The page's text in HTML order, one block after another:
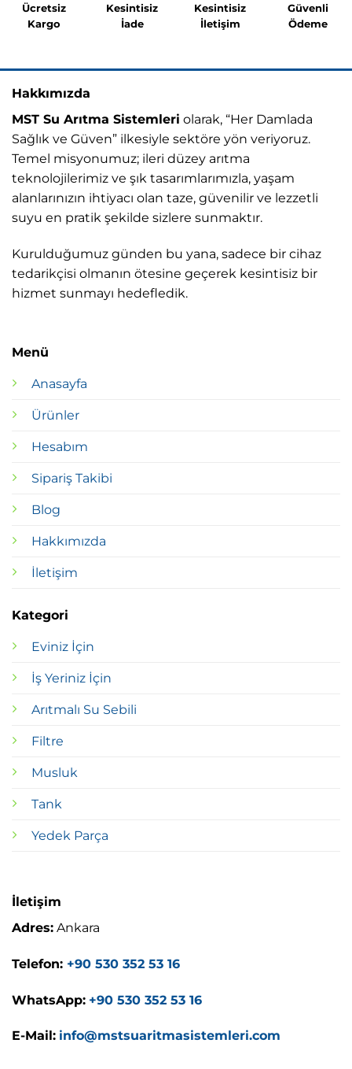
Ücretsiz
Kargo
Kesintisiz
İade
Kesintisiz
İletişim
Güvenli
Ödeme
Hakkımızda
MST Su Arıtma Sistemleri olarak, “Her Damlada
Sağlık ve Güven” ilkesiyle sektöre yön veriyoruz.
Temel misyonumuz; ileri düzey arıtma
teknolojilerimiz ve şık tasarımlarımızla, yaşam
alanlarınızın ihtiyacı olan taze, güvenilir ve lezzetli
suyu en pratik şekilde sizlere sunmaktır.
Kurulduğumuz günden bu yana, sadece bir cihaz
tedarikçisi olmanın ötesine geçerek kesintisiz bir
hizmet sunmayı hedefledik.
Menü
Anasayfa
Ürünler
Hesabım
Sipariş Takibi
Blog
Hakkımızda
İletişim
Kategori
Eviniz İçin
İş Yeriniz İçin
Arıtmalı Su Sebili
Filtre
Musluk
Tank
Yedek Parça
İletişim
Adres: Ankara
Telefon: +90 530 352 53 16
WhatsApp: +90 530 352 53 16
E-Mail: info@mstsuaritmasistemleri.com